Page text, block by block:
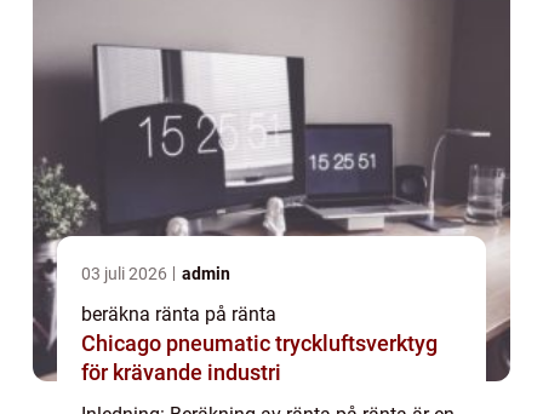
03 juli 2026 admin
beräkna ränta på ränta
Chicago pneumatic tryckluftsverktyg
för krävande industri